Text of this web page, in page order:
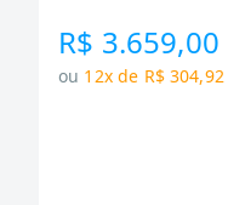
R$ 3.659,00
ou 12x de R$ 304,92